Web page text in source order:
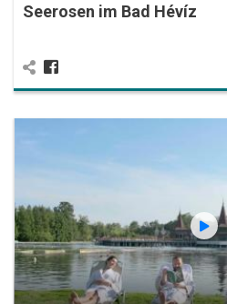
Seerosen im Bad Hévíz